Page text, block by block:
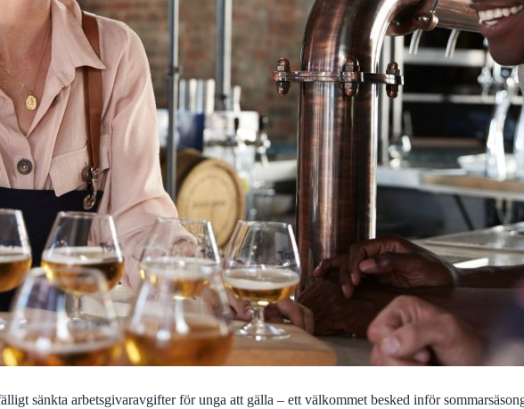
sänkta arbetsgivaravgifter för unga att gälla – ett välkommet besked inför